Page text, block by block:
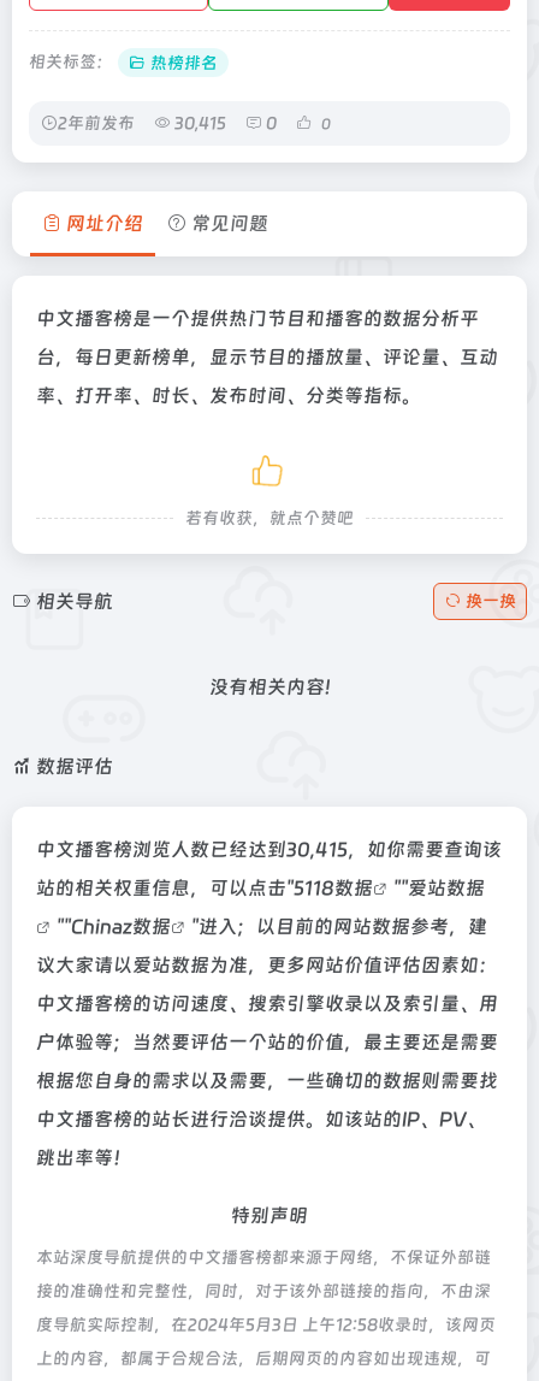
相关标签： 热榜排名
2年前发布 30,415 0 0
网址介绍 常见问题
中文播客榜是一个提供热门节目和播客的数据分析平
台，每日更新榜单，显示节目的播放量、评论量、互动
率、打开率、时长、发布时间、分类等指标。
若有收获，就点个赞吧
相关导航 换一换
没有相关内容!
数据评估
中文播客榜浏览人数已经达到30,415，如你需要查询该
站的相关权重信息，可以点击"5118数据 ""爱站数据
""Chinaz数据
"进入；以目前的网站数据参考，建
议大家请以爱站数据为准，更多网站价值评估因素如：
中文播客榜的访问速度、搜索引擎收录以及索引量、用
户体验等；当然要评估一个站的价值，最主要还是需要
根据您自身的需求以及需要，一些确切的数据则需要找
中文播客榜的站长进行洽谈提供。如该站的IP、PV、
跳出率等！
特别声明
本站深度导航提供的中文播客榜都来源于网络，不保证外部链
接的准确性和完整性，同时，对于该外部链接的指向，不由深
度导航实际控制，在2024年5月3日 上午12:58收录时，该网页
上的内容，都属于合规合法，后期网页的内容如出现违规，可